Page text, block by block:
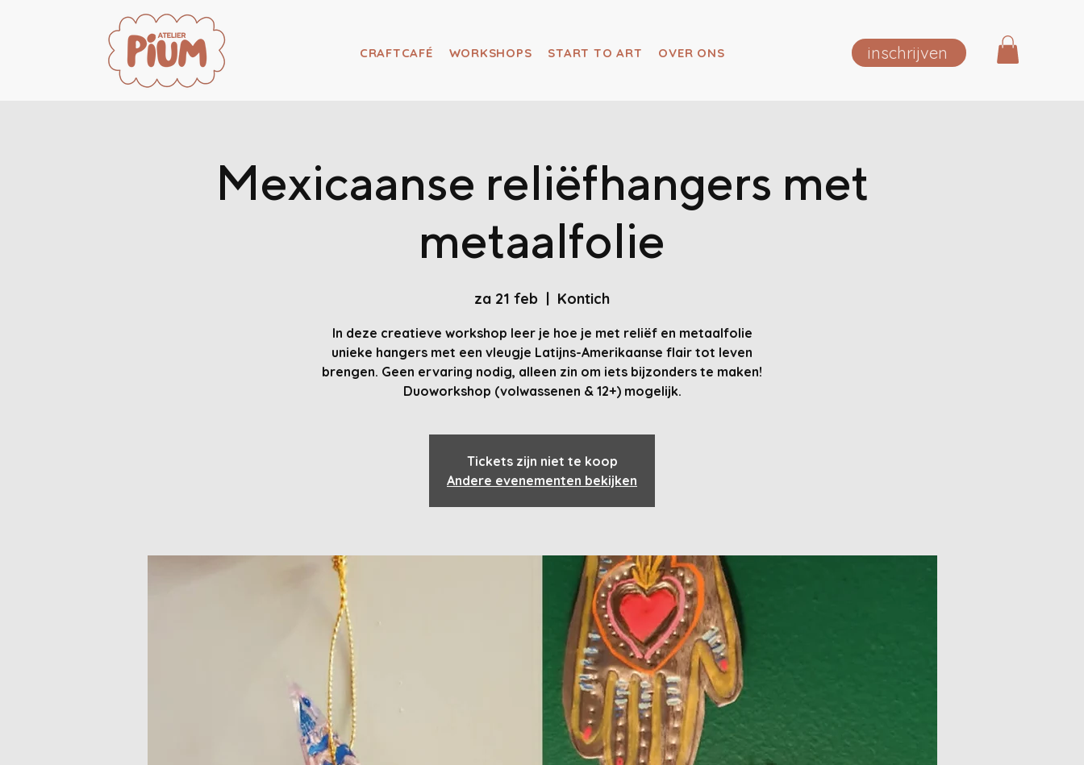
inschrijven
CRAFTCAFÉ WORKSHOPS START TO ART OVER ONS
Mexicaanse reliëfhangers met
metaalfolie
za 21 feb
  |
Kontich
In deze creatieve workshop leer je hoe je met reliëf en metaalfolie
unieke hangers met een vleugje Latijns-Amerikaanse flair tot leven
brengen. Geen ervaring nodig, alleen zin om iets bijzonders te maken!
Duoworkshop (volwassenen & 12+) mogelijk.
Tickets zijn niet te koop
Andere evenementen bekijken